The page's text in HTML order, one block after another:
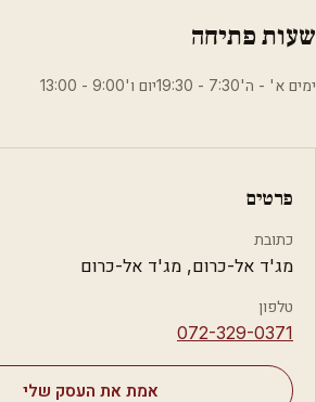
שעות פתיחה
ימים א' - ה'7:30 - 19:30יום ו'9:00 - 13:00
פרטים
כתובת
מג'ד אל-כרום, מג'ד אל-כרום
טלפון
⁦072-329-0371⁩
אמת את העסק שלי